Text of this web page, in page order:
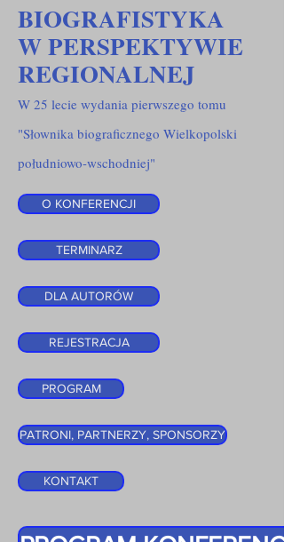
BIOGRAFISTYKA
W PERSPEKTYWIE
REGIONALNEJ
W 25 lecie wydania pierwszego tomu
"Słownika biograficznego Wielkopolski
południowo-wschodniej"
O KONFERENCJI
TERMINARZ
DLA AUTORÓW
REJESTRACJA
PROGRAM
PATRONI, PARTNERZY, SPONSORZY
KONTAKT